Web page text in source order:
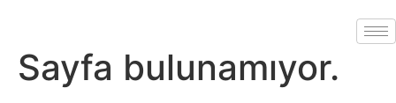
Sayfa bulunamıyor.